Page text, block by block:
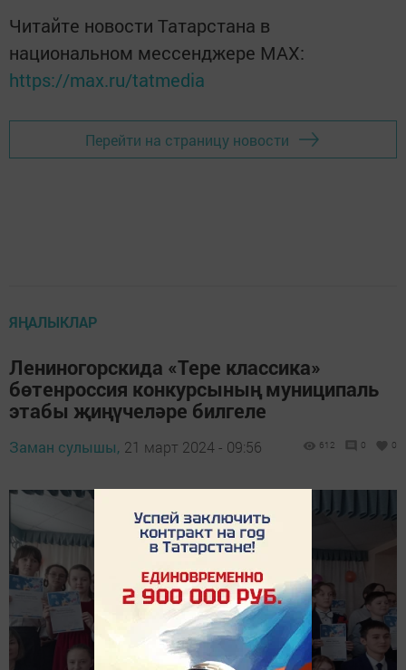
Читайте новости Татарстана в
национальном мессенджере MАХ:
https://max.ru/tatmedia
Перейти на страницу новости
ЯҢАЛЫКЛАР
Лениногорскида «Тере классика»
бөтенроссия конкурсының муниципаль
этабы җиңүчеләре билгеле
Заман сулышы, 21 март 2024 - 09:56 612 0 0